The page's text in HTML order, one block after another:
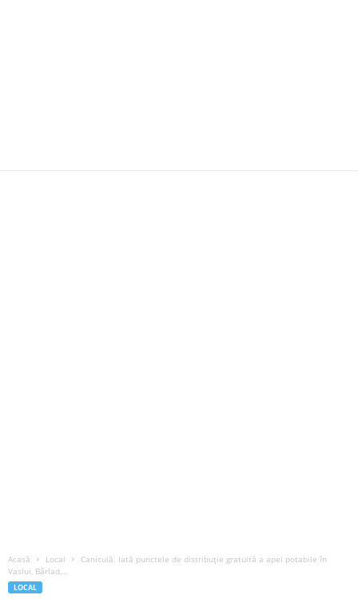
Acasă Local
Caniculă. Iată punctele de distribuție gratuită a apei potabile în
Vaslui, Bârlad,...
LOCAL